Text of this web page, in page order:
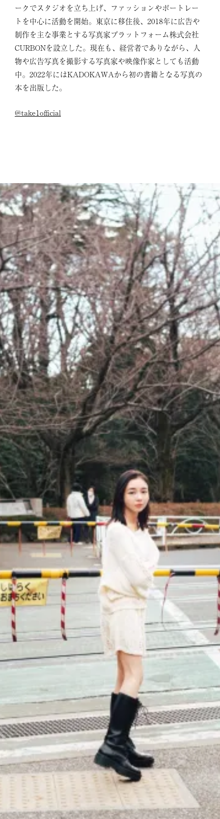
ークでスタジオを立ち上げ、ファッションやポートレー
トを中心に活動を開始。東京に移住後、2018年に広告や
制作を主な事業とする写真家プラットフォーム株式会社
CURBONを設立した。現在も、経営者でありながら、人
物や広告写真を撮影する写真家や映像作家としても活動
中。2022年にはKADOKAWAから初の書籍となる写真の
本を出版した。
@take1official